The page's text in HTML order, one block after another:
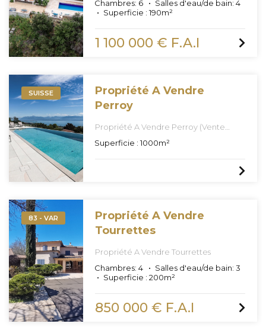
Chambres: 6 Salles d'eau/de bain: 4
Superficie : 190m²
1 100 000 € F.A.I
SUISSE
Propriété A Vendre
Perroy
Propriété A Vendre Perroy (Vente
Superficie : 1000m²
83 - VAR
Propriété A Vendre
Tourrettes
Propriété A Vendre Tourrettes
Chambres: 4 Salles d'eau/de bain: 3
Superficie : 200m²
850 000 € F.A.I